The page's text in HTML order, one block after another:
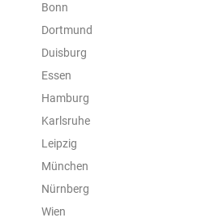
Bonn
Dortmund
Duisburg
Essen
Hamburg
Karlsruhe
Leipzig
München
Nürnberg
Wien